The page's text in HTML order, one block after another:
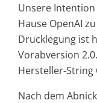
Unsere
Hause OpenAI
Drucklegung ist
Vorabversion
Hersteller-String
Nach dem